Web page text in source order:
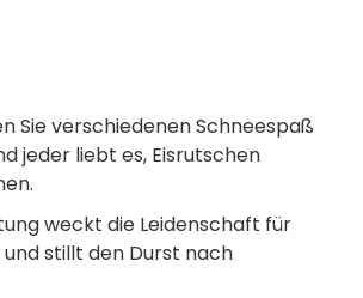
Sie verschiedenen Schneespaß
jeder liebt es, Eisrutschen
weckt die Leidenschaft für
stillt den Durst nach